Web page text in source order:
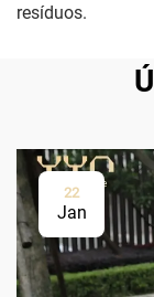
resíduos.
22
Jan